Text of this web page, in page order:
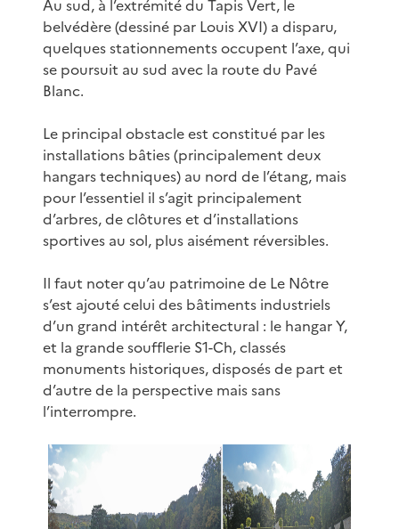
Au sud, à l’extrémité du Tapis Vert, le
belvédère (dessiné par Louis XVI) a disparu,
quelques stationnements occupent l’axe, qui
se poursuit au sud avec la route du Pavé
Blanc.
Le principal obstacle est constitué par les
installations bâties (principalement deux
hangars techniques) au nord de l’étang, mais
pour l’essentiel il s’agit principalement
d’arbres, de clôtures et d’installations
sportives au sol, plus aisément réversibles.
Il faut noter qu’au patrimoine de Le Nôtre
s’est ajouté celui des bâtiments industriels
d’un grand intérêt architectural : le hangar Y,
et la grande soufflerie S1-Ch, classés
monuments historiques, disposés de part et
d’autre de la perspective mais sans
l’interrompre.